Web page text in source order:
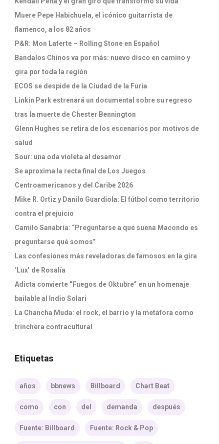
Muere Pepe Habichuela, el icónico guitarrista de
flamenco, a los 82 años
P&R: Mon Laferte – Rolling Stone en Español
Bandalos Chinos va por más: nuevo disco en camino y
gira por toda la región
ECOS se despide de la Ciudad de la Furia
Linkin Park estrenará un documental sobre su regreso
tras la muerte de Chester Bennington
Glenn Hughes se retira de los escenarios por motivos de
salud
Sour: una oda violeta al desamor
Se aproxima la recta final de Los Juegos
Centroamericanos y del Caribe 2026
Mike R. Ortiz y Danilo Guardiola: El fútbol como territorio
contra el prejuicio
Camilo Sanabria: “Preguntarse a qué suena Macondo es
preguntarse qué somos”
Las confesiones más reveladoras de famosos en la gira
‘Lux’ de Rosalía
Adicta convierte “Fuegos de Oktubre” en un homenaje
bailable al Indio Solari
La Chancha Muda: el rock, el barrio y la metáfora como
trinchera contracultural
Etiquetas
años bbnews Billboard Chart Beat
como con del demanda después
Fuente: Billboard Fuente: Rock & Pop